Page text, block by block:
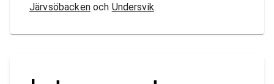
Järvsöbackenoch Undersvik.